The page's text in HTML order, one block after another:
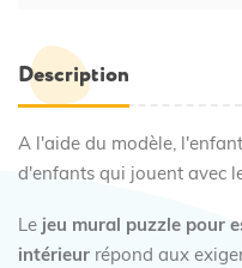
Description
A l'aide du modèle,
d'enfants qui jouent avec
Le jeu mural puzzle pour
intérieur répond aux